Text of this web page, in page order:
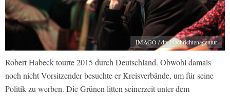
IMAGO / dts Nachrichtenagentur
Robert Habeck tourte 2015 durch Deutschland. Obwohl damals
noch nicht Vorsitzender besuchte er Kreisverbände, um für seine
Politik zu werben. Die Grünen litten seinerzeit unter dem